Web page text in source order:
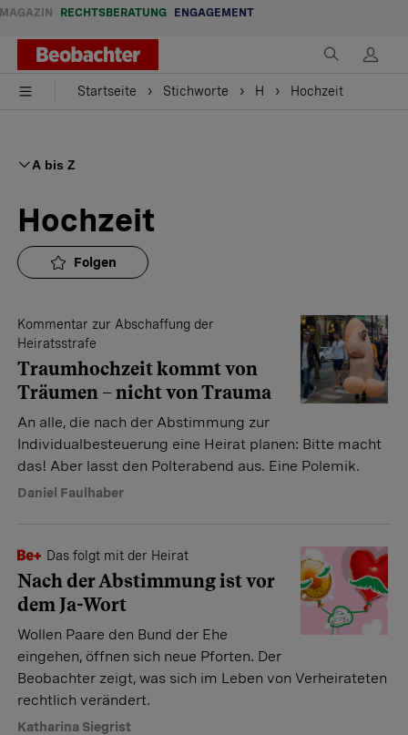
MAGAZIN RECHTSBERATUNG ENGAGEMENT
Startseite Stichworte H Hochzeit
A bis Z
Hochzeit
Folgen
Kommentar zur Abschaffung der
Heiratsstrafe
Traumhochzeit kommt von
Träumen – nicht von Trauma
An alle, die nach der Abstimmung zur
Individualbesteuerung eine Heirat planen: Bitte macht
das! Aber lasst den Polterabend aus. Eine Polemik.
Daniel Faulhaber
Das folgt mit der Heirat
Nach der Abstimmung ist vor
dem Ja-Wort
Wollen Paare den Bund der Ehe
eingehen, öffnen sich neue Pforten. Der
Beobachter zeigt, was sich im Leben von Verheirateten
rechtlich verändert.
Katharina Siegrist